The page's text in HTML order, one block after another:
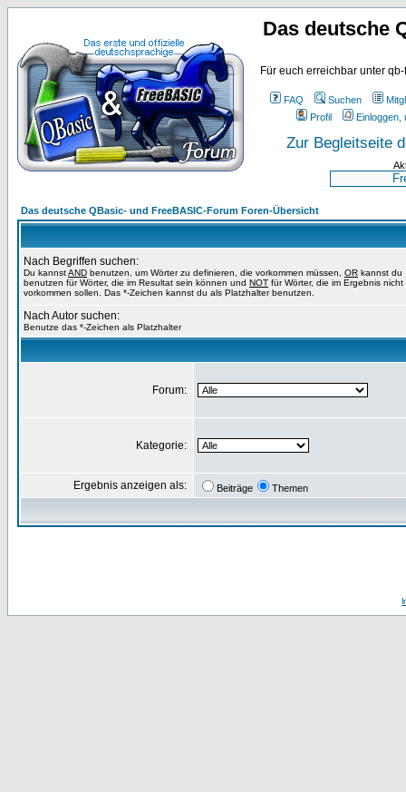
Das deutsche
Für euch erreichbar unter
FAQ Suchen
Profil
Einloggen,
Zur Begleitseite
Das deutsche QBasic- und FreeBASIC-Forum Foren-Übersicht
Nach Begriffen suchen:
Du kannstAND benutzen, um Wörter zu definieren, die vorkommen müssen, OR kannst du
benutzen für Wörter, die im Resultat sein können und NOT für Wörter, die im Ergebnis nicht
vorkommen sollen. Das *-Zeichen kannst du als Platzhalter benutzen.
Nach Autor suchen:
Benutze das *-Zeichen als Platzhalter
Forum:
Kategorie:
Ergebnis anzeigen als: Beiträge Themen